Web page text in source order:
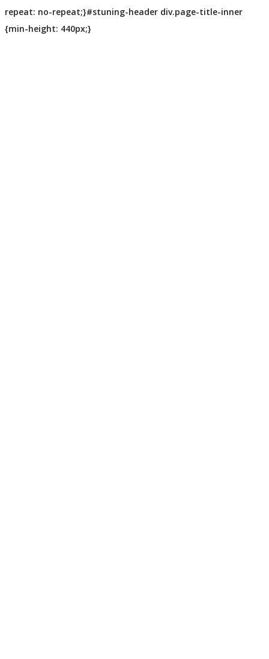
repeat: no-repeat;}#stuning-header div.page-title-inner
{min-height: 440px;}